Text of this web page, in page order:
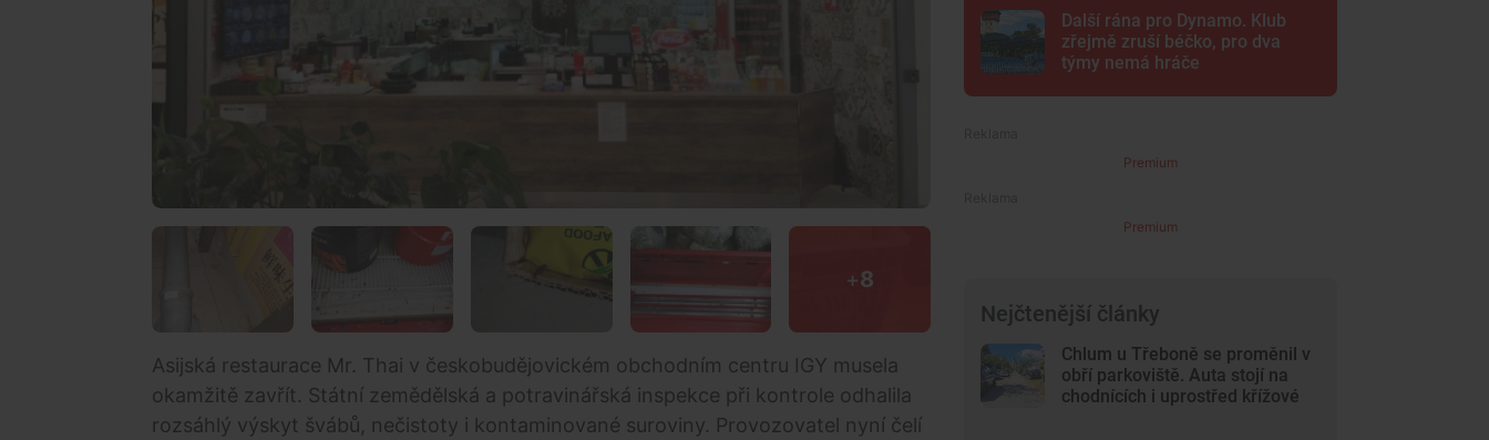
+8
Asijská restaurace Mr. Thai v českobudějovickém obchodním centru IGY musela
okamžitě zavřít. Státní zemědělská a potravinářská inspekce při kontrole odhalila
rozsáhlý výskyt švábů, nečistoty i kontaminované suroviny. Provozovatel nyní čelí
Další rána pro Dynamo. Klub
zřejmě zruší béčko, pro dva
týmy nemá hráče
Premium
Premium
Nejčtenější články
Chlum u Třeboně se proměnil v
obří parkoviště. Auta stojí na
chodnících i uprostřed křížové